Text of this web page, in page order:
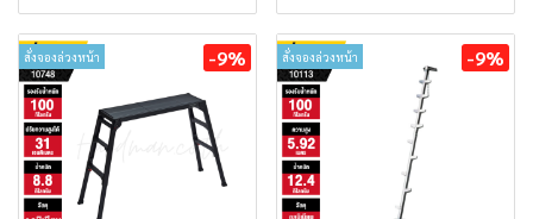
สั่งจองล่วงหน้า -9% สั่งจองล่วงหน้า -9%